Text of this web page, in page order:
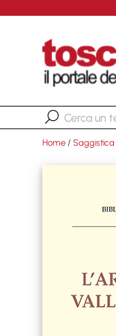
Home / Saggistica